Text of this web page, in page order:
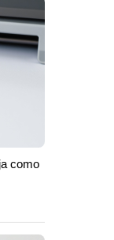
como